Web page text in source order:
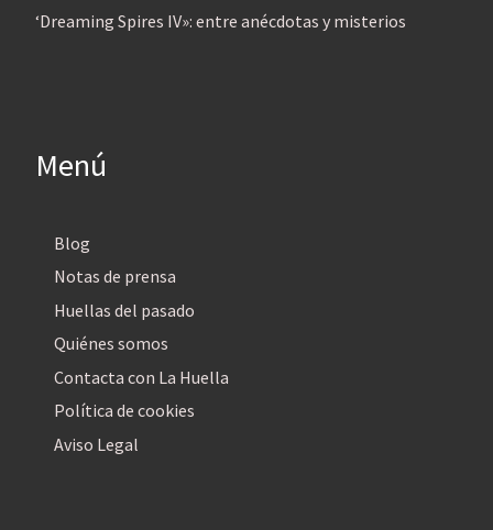
‘Dreaming Spires IV»: entre anécdotas y misterios
Menú
Blog
Notas de prensa
Huellas del pasado
Quiénes somos
Contacta con La Huella
Política de cookies
Aviso Legal